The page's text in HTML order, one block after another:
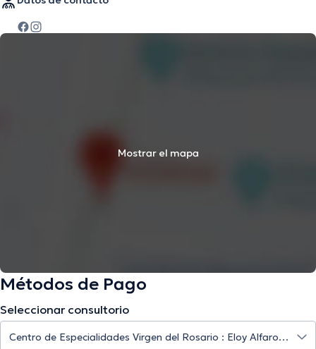
Mostrar el mapa
Métodos de Pago
Seleccionar consultorio